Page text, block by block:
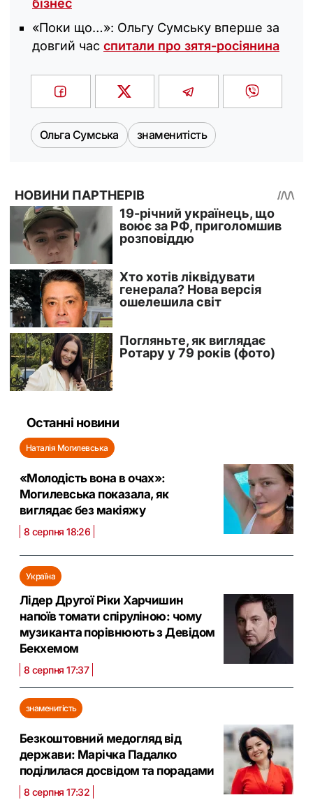
бізнес
«‎Поки що…»: Ольгу Сумську вперше за
довгий час спитали про зятя-росіянина
Ольга Сумська знаменитість
Останні новини
Наталія Могилевська
«Молодість вона в очах»:
Могилевська показала, як
виглядає без макіяжу
8 серпня 18:26
Україна
Лідер Другої Ріки Харчишин
напоїв томати спіруліною: чому
музиканта порівнюють з Девідом
Бекхемом
8 серпня 17:37
знаменитість
Безкоштовний медогляд від
держави: Марічка Падалко
поділилася досвідом та порадами
8 серпня 17:32